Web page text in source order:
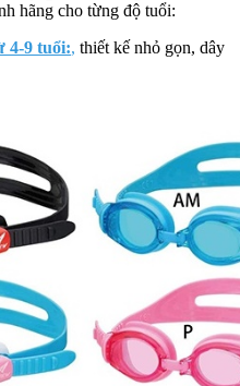
hãng cho từng độ tuổi:
4-9 tuổi:, thiết kế nhỏ gọn, dây